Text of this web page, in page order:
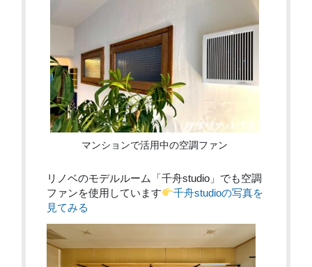
マンションで活用中の空調ファン
リノベのモデルルーム「千舟studio」でも空調
ファンを使用しています
千舟studioの写真を
見てみる